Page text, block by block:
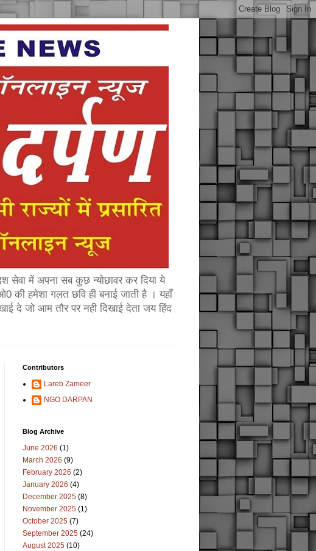
सेवा में अपना सब कुछ न्योछावर कर दिया ये
हमेशा गलत छवि ही बनाई जाती है । यहाँ
दे जो आम तौर पर नही दिखाई देता जय हिंद
Contributors
Lareb Zameer
NGO DARPAN
Blog Archive
June 2026 (1)
March 2026 (9)
February 2026 (2)
January 2026 (4)
December 2025 (8)
November 2025 (1)
October 2025 (7)
September 2025 (24)
August 2025 (10)